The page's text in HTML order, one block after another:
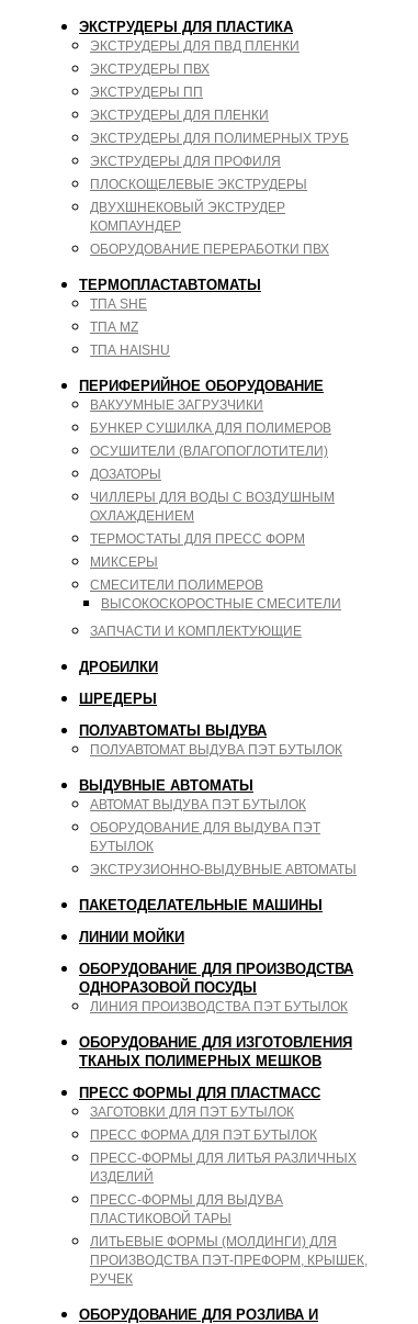
ЭКСТРУДЕРЫ ДЛЯ ПЛАСТИКА
ЭКСТРУДЕРЫ ДЛЯ ПВД ПЛЕНКИ
ЭКСТРУДЕРЫ ПВХ
ЭКСТРУДЕРЫ ПП
ЭКСТРУДЕРЫ ДЛЯ ПЛЕНКИ
ЭКСТРУДЕРЫ ДЛЯ ПОЛИМЕРНЫХ ТРУБ
ЭКСТРУДЕРЫ ДЛЯ ПРОФИЛЯ
ПЛОСКОЩЕЛЕВЫЕ ЭКСТРУДЕРЫ
ДВУХШНЕКОВЫЙ ЭКСТРУДЕР
КОМПАУНДЕР
ОБОРУДОВАНИЕ ПЕРЕРАБОТКИ ПВХ
ТЕРМОПЛАСТАВТОМАТЫ
ТПА SHE
ТПА MZ
ТПА HAISHU
ПЕРИФЕРИЙНОЕ ОБОРУДОВАНИЕ
ВАКУУМНЫЕ ЗАГРУЗЧИКИ
БУНКЕР СУШИЛКА ДЛЯ ПОЛИМЕРОВ
ОСУШИТЕЛИ (ВЛАГОПОГЛОТИТЕЛИ)
ДОЗАТОРЫ
ЧИЛЛЕРЫ ДЛЯ ВОДЫ С ВОЗДУШНЫМ
ОХЛАЖДЕНИЕМ
ТЕРМОСТАТЫ ДЛЯ ПРЕСС ФОРМ
МИКСЕРЫ
СМЕСИТЕЛИ ПОЛИМЕРОВ
ВЫСОКОСКОРОСТНЫЕ СМЕСИТЕЛИ
ЗАПЧАСТИ И КОМПЛЕКТУЮЩИЕ
ДРОБИЛКИ
ШРЕДЕРЫ
ПОЛУАВТОМАТЫ ВЫДУВА
ПОЛУАВТОМАТ ВЫДУВА ПЭТ БУТЫЛОК
ВЫДУВНЫЕ АВТОМАТЫ
АВТОМАТ ВЫДУВА ПЭТ БУТЫЛОК
ОБОРУДОВАНИЕ ДЛЯ ВЫДУВА ПЭТ
БУТЫЛОК
ЭКСТРУЗИОННО-ВЫДУВНЫЕ АВТОМАТЫ
ПАКЕТОДЕЛАТЕЛЬНЫЕ МАШИНЫ
ЛИНИИ МОЙКИ
ОБОРУДОВАНИЕ ДЛЯ ПРОИЗВОДСТВА
ОДНОРАЗОВОЙ ПОСУДЫ
ЛИНИЯ ПРОИЗВОДСТВА ПЭТ БУТЫЛОК
ОБОРУДОВАНИЕ ДЛЯ ИЗГОТОВЛЕНИЯ
ТКАНЫХ ПОЛИМЕРНЫХ МЕШКОВ
ПРЕСС ФОРМЫ ДЛЯ ПЛАСТМАСС
ЗАГОТОВКИ ДЛЯ ПЭТ БУТЫЛОК
ПРЕСС ФОРМА ДЛЯ ПЭТ БУТЫЛОК
ПРЕСС-ФОРМЫ ДЛЯ ЛИТЬЯ РАЗЛИЧНЫХ
ИЗДЕЛИЙ
ПРЕСС-ФОРМЫ ДЛЯ ВЫДУВА
ПЛАСТИКОВОЙ ТАРЫ
ЛИТЬЕВЫЕ ФОРМЫ (МОЛДИНГИ) ДЛЯ
ПРОИЗВОДСТВА ПЭТ-ПРЕФОРМ, КРЫШЕК,
РУЧЕК
ОБОРУДОВАНИЕ ДЛЯ РОЗЛИВА И